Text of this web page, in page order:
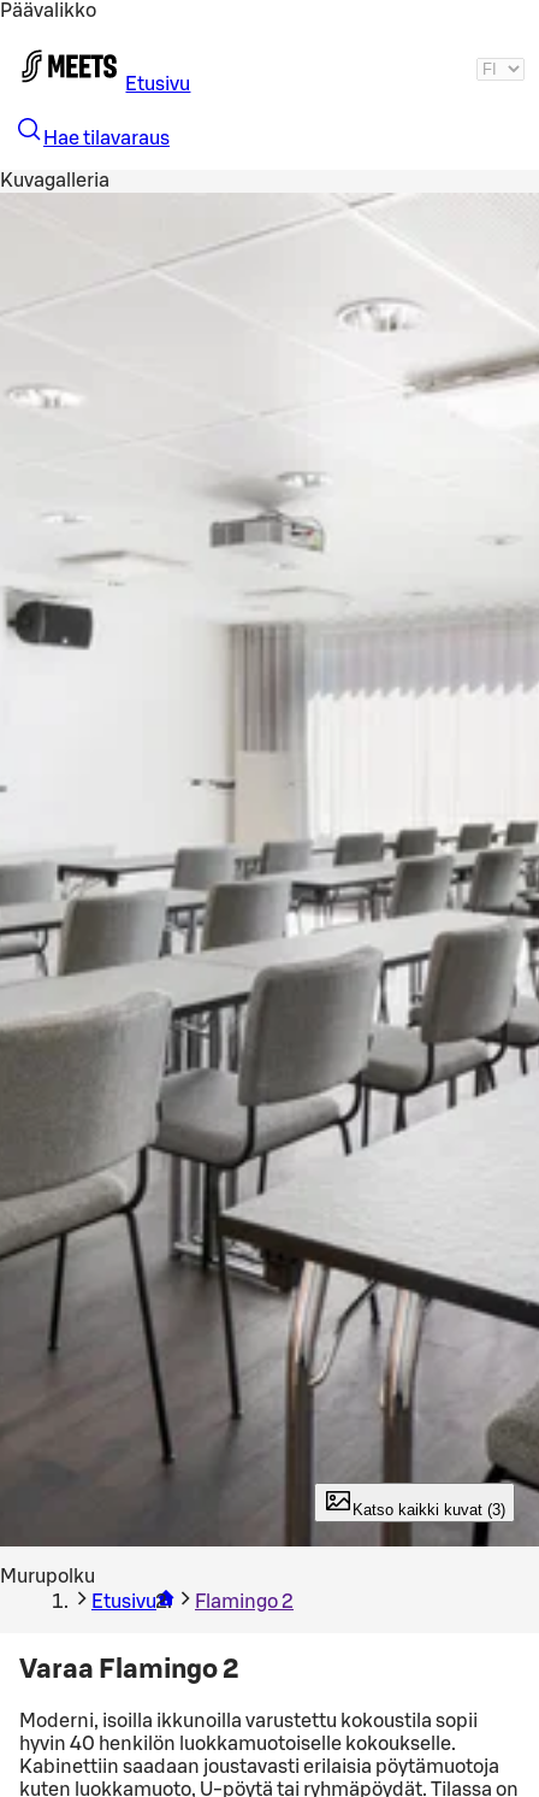
Päävalikko
Etusivu
Hae tilavaraus
Kuvagalleria
Katso kuva 1 / 3
Katso kaikki kuvat (3)
Murupolku
Etusivu
Flamingo 2
Varaa Flamingo 2
Moderni, isoilla ikkunoilla varustettu kokoustila sopii
hyvin 40 henkilön luokkamuotoiselle kokoukselle.
Kabinettiin saadaan joustavasti erilaisia pöytämuotoja
kuten luokkamuoto, U-pöytä tai ryhmäpöydät. Tilassa on